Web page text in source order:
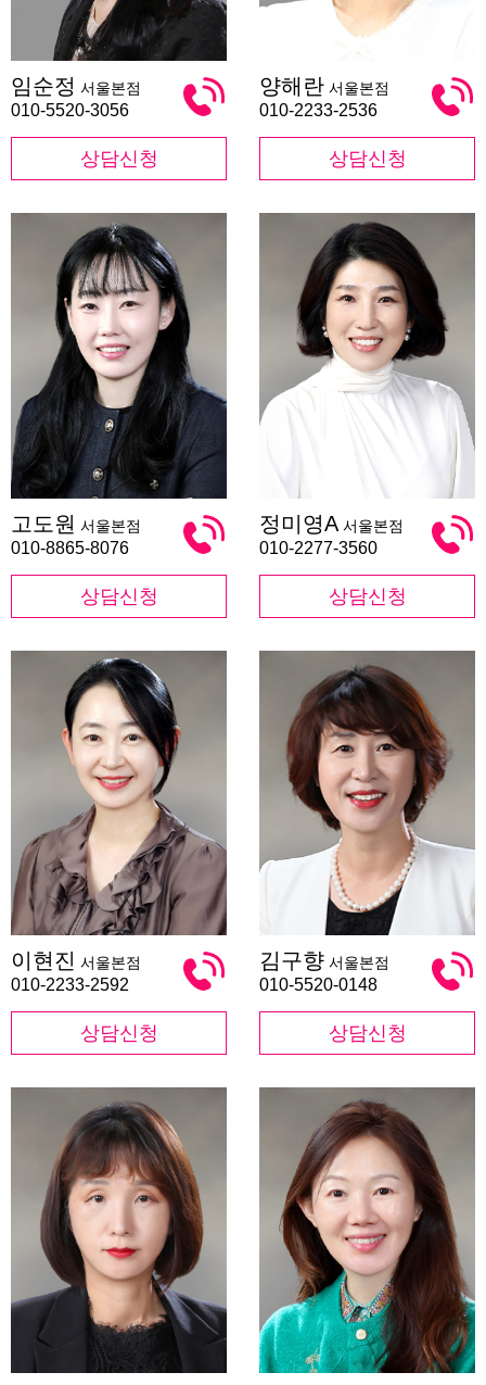
순
정
임순정 서울본점
010-5520-3056
상담신청
해
란
양해란 서울본점
010-2233-2536
상담신청
도
원
고도원 서울본점
010-8865-8076
상담신청
미
영
정미영A 서울본점
010-2277-3560
상담신청
현
진
이현진 서울본점
010-2233-2592
상담신청
구
향
김구향 서울본점
010-5520-0148
상담신청